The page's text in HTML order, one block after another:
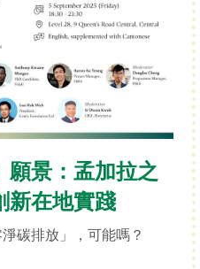
願景：孟加拉之
新在地實踐
碳排放」，可能嗎？